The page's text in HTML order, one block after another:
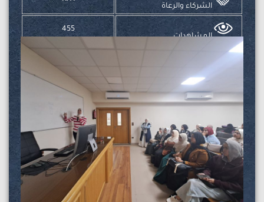
الشركاء والرعاة
المشاهدات
455